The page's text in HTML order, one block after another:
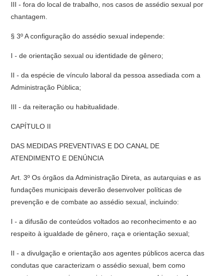
III - fora do local de trabalho, nos casos de assédio sexual por
chantagem.
§ 3º A configuração do assédio sexual independe:
I - de orientação sexual ou identidade de gênero;
II - da espécie de vínculo laboral da pessoa assediada com a
Administração Pública;
III - da reiteração ou habitualidade.
CAPÍTULO II
DAS MEDIDAS PREVENTIVAS E DO CANAL DE
ATENDIMENTO E DENÚNCIA
Art. 3º Os órgãos da Administração Direta, as autarquias e as
fundações municipais deverão desenvolver políticas de
prevenção e de combate ao assédio sexual, incluindo:
I - a difusão de conteúdos voltados ao reconhecimento e ao
respeito à igualdade de gênero, raça e orientação sexual;
II - a divulgação e orientação aos agentes públicos acerca das
condutas que caracterizam o assédio sexual, bem como